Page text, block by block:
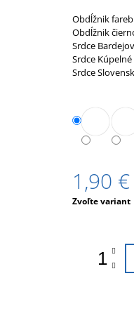
Obdĺžnik
Obdĺžnik
Srdce
Srdce Kúpelné
Srdce
1,90 €
Jednotková
Zvoľte variant
24 €